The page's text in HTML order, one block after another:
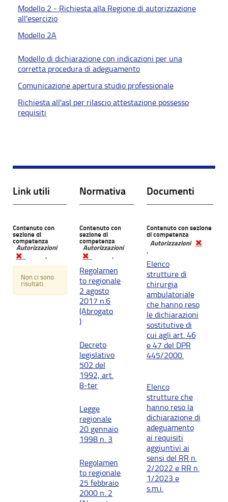
Modello 2 - Richiesta alla Regione di autorizzazione
all'esercizio
Modello 2A
Modello di dichiarazione con indicazioni per una
corretta procedura di adeguamento
Comunicazione apertura studio professionale
Richiesta all'asl per rilascio attestazione possesso
requisiti
Link utili
Contenuto con
sezione di
competenza
Autorizzazioni
.
Non ci sono
risultati.
Normativa
Contenuto con
sezione di
competenza
Autorizzazioni
.
Regolamen
to regionale
2 agosto
2017 n.6
(Abrogato
)
Decreto
legislativo
502 del
1992, art.
8-ter
Legge
regionale
20 gennaio
1998 n. 3
Regolamen
to regionale
25 febbraio
2000 n. 2
Documenti
Contenuto con sezione
di competenza
Autorizzazioni
.
Elenco
strutture di
chirurgia
ambulatoriale
che hanno reso
le dichiarazioni
sostitutive di
cui agli art. 46
e 47 del DPR
445/2000.
Elenco
strutture che
hanno reso la
dichiarazione di
adeguamento
ai requisiti
aggiuntivi ai
sensi del RR n.
2/2022 e RR n.
1/2023 e
s.m.i.